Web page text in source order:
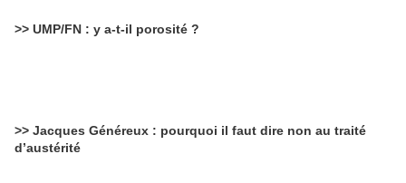
>> UMP/FN : y a-t-il porosité ?
>> Jacques Généreux : pourquoi il faut dire non au traité
d’austérité